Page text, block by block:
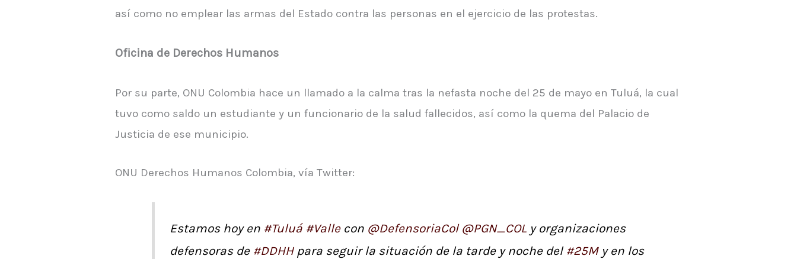
así como no emplear las armas del Estado contra las personas en el ejercicio de las protestas.
Oficina de Derechos Humanos
Por su parte, ONU Colombia hace un llamado a la calma tras la nefasta noche del 25 de mayo en Tuluá, la cual
tuvo como saldo un estudiante y un funcionario de la salud fallecidos, así como la quema del Palacio de
Justicia de ese municipio.
ONU Derechos Humanos Colombia, vía Twitter:
Estamos hoy en #Tuluá #Vallecon @DefensoriaCol @PGN_COL y organizaciones
defensoras de #DDHHpara seguir la situación de la tarde y noche del #25My en los